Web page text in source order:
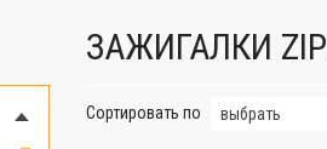
ЗАЖИГАЛКИ
Сортировать по выбрать